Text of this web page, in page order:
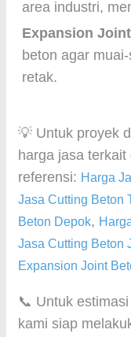
area industri,
Expansion
beton agar
retak.
💡 Untuk proyek
harga jasa
referensi: Harga
Jasa Cutting Beton
Beton Depok,
Jasa Cutting Beton
Expansion Joint
📞 Untuk
kami siap